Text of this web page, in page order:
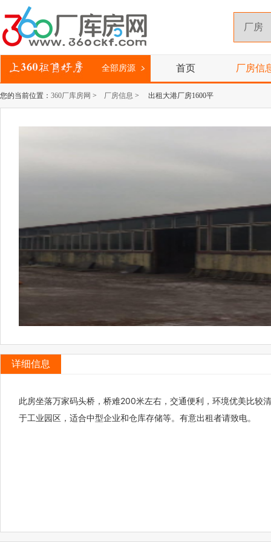
全部房源 首页 厂房信
您的当前位置： 360厂库房网 > 厂房信息 > 出租大港厂房1600平
详细信息
此房坐落万家码头桥，桥难200米左右，交通便利，环境优美比
于工业园区，适合中型企业和仓库存储等。有意出租者请致电。